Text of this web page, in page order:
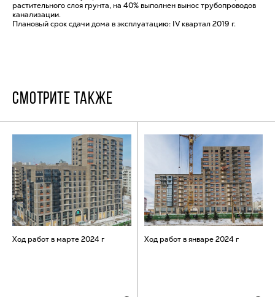
растительного слоя грунта, на 40% выполнен вынос трубопроводов
канализации.
Плановый срок сдачи дома в эксплуатацию: IV квартал 2019 г.
СМОТРИТЕ ТАКЖЕ
Ход работ в марте 2024 г Ход работ в январе 2024 г